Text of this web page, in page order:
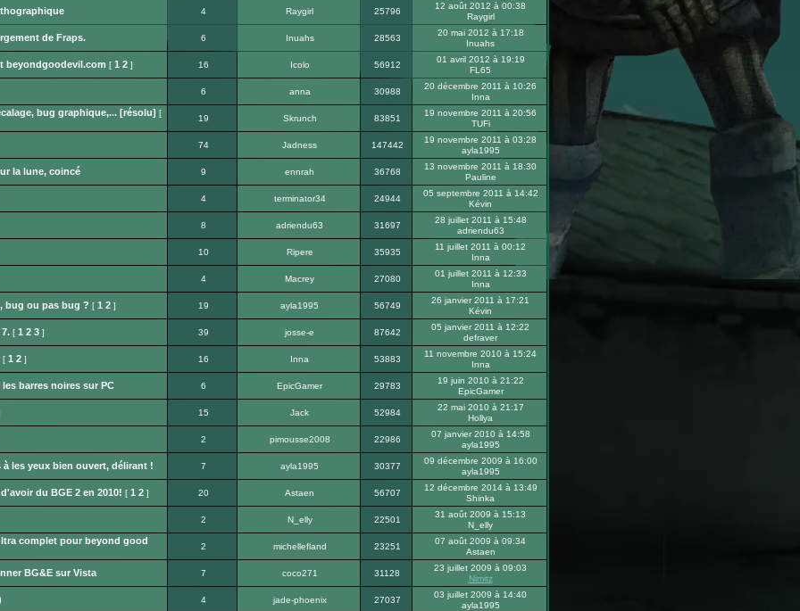
4 Raygirl 25796
12 août 2012 à 00:38
Raygirl
de Fraps. 6 Inuahs 28563
20 mai 2012 à 17:18
Inuahs
beyondgoodevil.com [ 1 2] 16 Icolo 56912
01 avril 2012 à 19:19
FL65
6 anna 30988
20 décembre 2011 à 10:26
Inna
bug graphique,... [résolu] [
19 Skrunch 83851
19 novembre 2011 à 20:56
TUFi
74 Jadness 147442
19 novembre 2011 à 03:28
ayla1995
la lune, coincé 9 ennrah 36768
13 novembre 2011 à 18:30
Pauline
4 terminator34 24944
05 septembre 2011 à 14:42
Kévin
8 adriendu63 31697
28 juillet 2011 à 15:48
adriendu63
10 Ripere 35935
11 juillet 2011 à 00:12
Inna
4 Macrey 27080
01 juillet 2011 à 12:33
Inna
bug ou pas bug ? [ 1 2] 19 ayla1995 56749
26 janvier 2011 à 17:21
Kévin
[ 1 2 3] 39 josse-e 87642
05 janvier 2011 à 12:22
defraver
[ 1 2] 16 Inna 53883
11 novembre 2010 à 15:24
Inna
barres noires sur PC 6 EpicGamer 29783
19 juin 2010 à 21:22
EpicGamer
15 Jack 52984
22 mai 2010 à 21:17
Hollya
2 pimousse2008 22986
07 janvier 2010 à 14:58
ayla1995
les yeux bien ouvert, délirant ! 7 ayla1995 30377
09 décembre 2009 à 16:00
ayla1995
du BGE 2 en 2010! [ 1 2] 20 Astaen 56707
12 décembre 2014 à 13:49
Shinka
2 N_elly 22501
31 août 2009 à 15:13
N_elly
complet pour beyond good
2 michellefland 23251
07 août 2009 à 09:34
Astaen
BG&E sur Vista 7 coco271 31128
23 juillet 2009 à 09:03
Nimitz
4 jade-phoenix 27037
03 juillet 2009 à 14:40
ayla1995